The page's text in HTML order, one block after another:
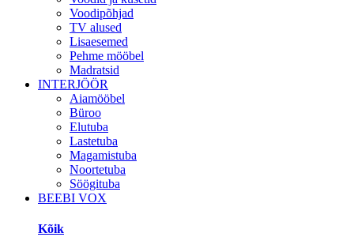
Voodipõhjad
TV alused
Lisaesemed
Pehme mööbel
Madratsid
INTERJÖÖR
Aiamööbel
Büroo
Elutuba
Lastetuba
Magamistuba
Noortetuba
Söögituba
BEEBI VOX
Kõik